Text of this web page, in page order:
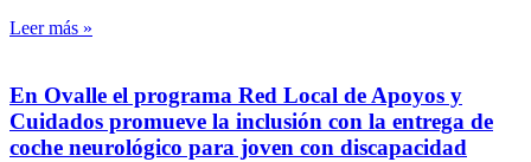
Leer más »
En Ovalle el programa Red Local de Apoyos y
Cuidados promueve la inclusión con la entrega de
coche neurológico para joven con discapacidad